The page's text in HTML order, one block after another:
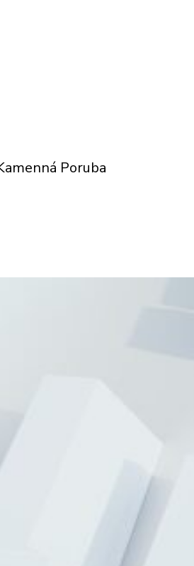
Poruba